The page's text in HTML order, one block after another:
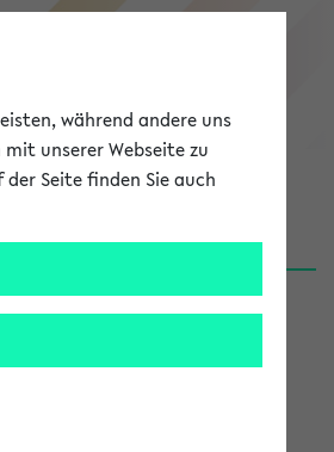
eKVV
S
i
News
während andere uns
unserer Webseite zu
Seite finden Sie auch